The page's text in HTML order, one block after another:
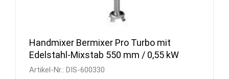
Handmixer Bermixer Pro Turbo mit
Edelstahl-Mixstab 550 mm / 0,55 kW
Artikel-Nr.: DIS-600330